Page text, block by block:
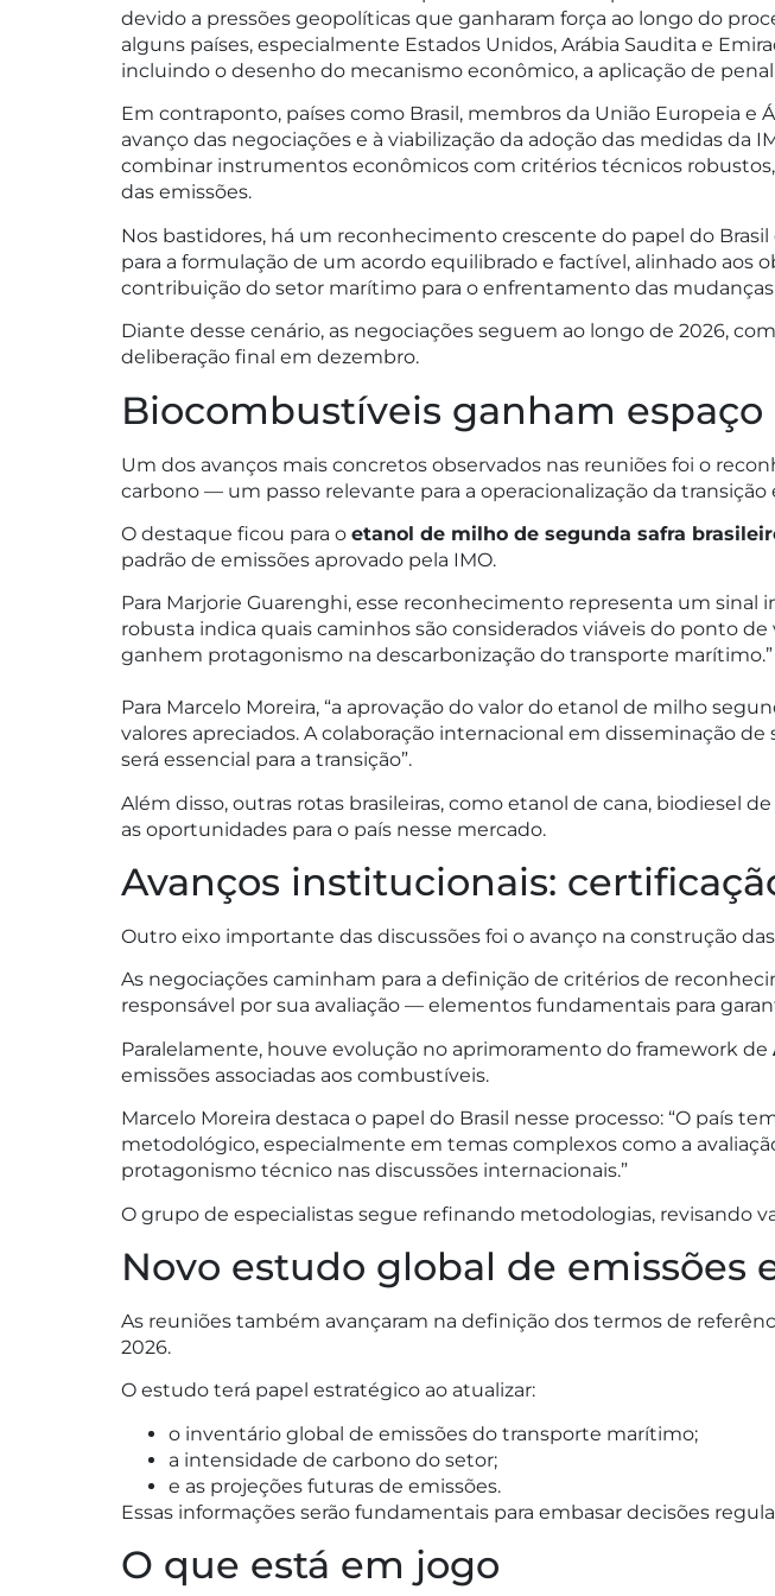
devido a pressões geopolíticas que ganharam força ao longo do
alguns países, especialmente Estados Unidos, Arábia Saudita e
incluindo o desenho do mecanismo econômico, a aplicação de
Em contraponto, países como Brasil, membros da União Europeia
avanço das negociações e à viabilização da adoção das medidas da
combinar instrumentos econômicos com critérios técnicos
das emissões.
Nos bastidores, há um reconhecimento crescente do papel do
para a formulação de um acordo equilibrado e factível, alinhado aos
contribuição do setor marítimo para o enfrentamento das
Diante desse cenário, as negociações seguem ao longo de 2026,
deliberação final em dezembro.
Biocombustíveis ganham
Um dos avanços mais concretos observados nas reuniões foi o
carbono — um passo relevante para a operacionalização da
O destaque ficou para o etanol de milho de segunda safra
padrão de emissões aprovado pela IMO.
Para Marjorie Guarenghi, esse reconhecimento representa um
robusta indica quais caminhos são considerados viáveis do ponto
ganhem protagonismo na descarbonização do transporte marítimo.”
Para Marcelo Moreira, “a aprovação do valor do etanol de milho
valores apreciados. A colaboração internacional em disseminação
será essencial para a transição”.
Além disso, outras rotas brasileiras, como etanol de cana, biodiesel
as oportunidades para o país nesse mercado.
Avanços institucionais:
Outro eixo importante das discussões foi o avanço na construção
As negociações caminham para a definição de critérios de
responsável por sua avaliação — elementos fundamentais para
Paralelamente, houve evolução no aprimoramento do framework de
emissões associadas aos combustíveis.
Marcelo Moreira destaca o papel do Brasil nesse processo: “O
metodológico, especialmente em temas complexos como a
protagonismo técnico nas discussões internacionais.”
O grupo de especialistas segue refinando metodologias, revisando
Novo estudo global de emissões
As reuniões também avançaram na definição dos termos de
2026.
O estudo terá papel estratégico ao atualizar:
o inventário global de emissões do transporte marítimo;
a intensidade de carbono do setor;
e as projeções futuras de emissões.
Essas informações serão fundamentais para embasar decisões
O que está em jogo